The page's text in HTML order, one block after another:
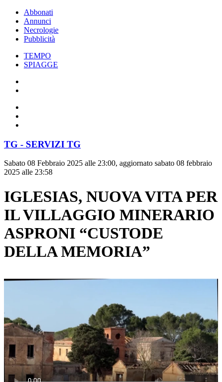
Abbonati
Annunci
Necrologie
Pubblicità
TEMPO
SPIAGGE
TG - SERVIZI TG
Sabato 08 Febbraio 2025 alle 23:00, aggiornato sabato 08 febbraio
2025 alle 23:58
IGLESIAS, NUOVA VITA PER
IL VILLAGGIO MINERARIO
ASPRONI “CUSTODE
DELLA MEMORIA”